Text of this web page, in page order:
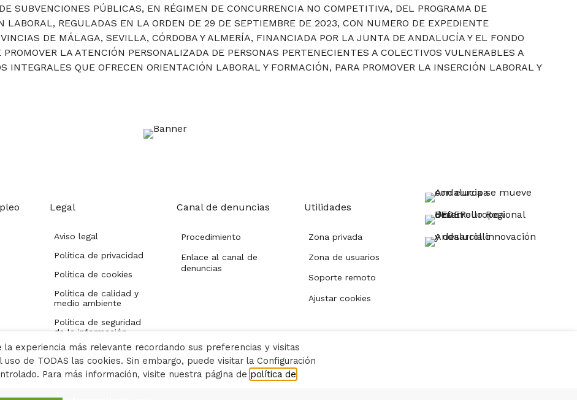
SUBVENCIONES PÚBLICAS, EN RÉGIMEN DE CONCURRENCIA NO COMPETITIVA, DEL PROGRAMA DE
LABORAL, REGULADAS EN LA ORDEN DE 29 DE SEPTIEMBRE DE 2023, CON NUMERO DE EXPEDIENTE
DE MÁLAGA, SEVILLA, CÓRDOBA Y ALMERÍA, FINANCIADA POR LA JUNTA DE ANDALUCÍA Y EL FONDO
LA ATENCIÓN PERSONALIZADA DE PERSONAS PERTENECIENTES A COLECTIVOS VULNERABLES A
INTEGRALES QUE OFRECEN ORIENTACIÓN LABORAL Y FORMACIÓN, PARA PROMOVER LA INSERCIÓN LABORAL Y
Legal
Aviso legal
Política de privacidad
Política de cookies
Política de calidad y
medio ambiente
Política de seguridad
de la información
Canal de denuncias
Procedimiento
Enlace al canal de
denuncias
Utilidades
Zona privada
Zona de usuarios
Soporte remoto
Ajustar cookies
experiencia más relevante recordando sus preferencias y visitas
de TODAS las cookies. Sin embargo, puede visitar la Configuración
Para más información, visite nuestra página de política de